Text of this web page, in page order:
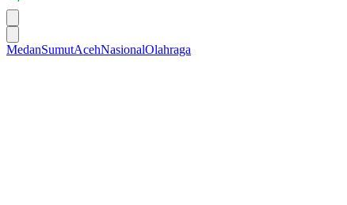
MedanSumutAcehNasionalOlahraga